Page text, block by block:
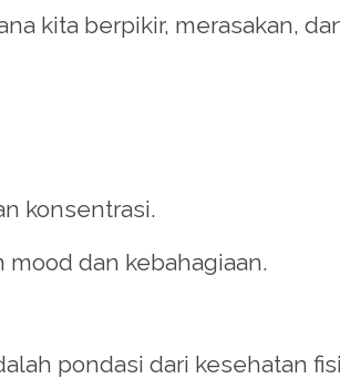
kita berpikir, merasakan,
konsentrasi.
dan kebahagiaan.
pondasi dari kesehatan